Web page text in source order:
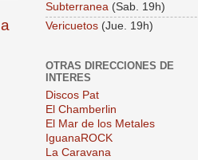
Subterranea (Sab. 19h)
Vericuetos (Jue. 19h)
OTRAS DIRECCIONES DE
INTERES
Discos Pat
El Chamberlin
El Mar de los Metales
IguanaROCK
La Caravana